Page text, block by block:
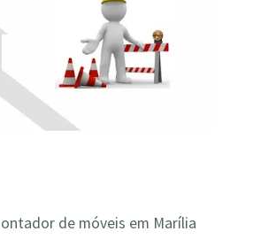
de móveis em Marília